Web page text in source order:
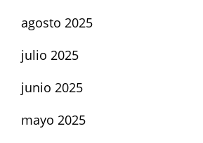
agosto 2025
julio 2025
junio 2025
mayo 2025